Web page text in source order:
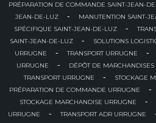
PRÉPARATION DE COMMANDE SAINT-JEAN-
JEAN-DE-LUZ
- MANUTENTION SAINT-
SPÉCIFIQUE SAINT-JEAN-DE-LUZ
-
SAINT-JEAN-DE-LUZ
- SOLUTIONS
URRUGNE
- TRANSPORT URRUGNE -
URRUGNE
- DÉPÔT DE MARCHANDISES
TRANSPORT URRUGNE
- STOCKAGE
PRÉPARATION DE COMMANDE URRUGNE -
STOCKAGE MARCHANDISE URRUGNE -
URRUGNE
- TRANSPORT ADR URRUGNE